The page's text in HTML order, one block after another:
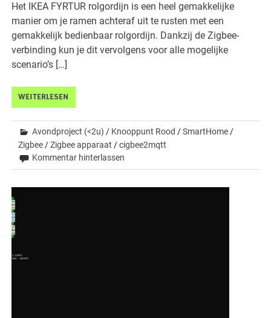
Het IKEA FYRTUR rolgordijn is een heel gemakkelijke
manier om je ramen achteraf uit te rusten met een
gemakkelijk bedienbaar rolgordijn. Dankzij de Zigbee-
verbinding kun je dit vervolgens voor alle mogelijke
scenario’s […]
WEITERLESEN
Avondproject (<2u) / Knooppunt Rood /SmartHome/
Zigbee/Zigbee apparaat /cigbee2mqtt
Kommentar hinterlassen